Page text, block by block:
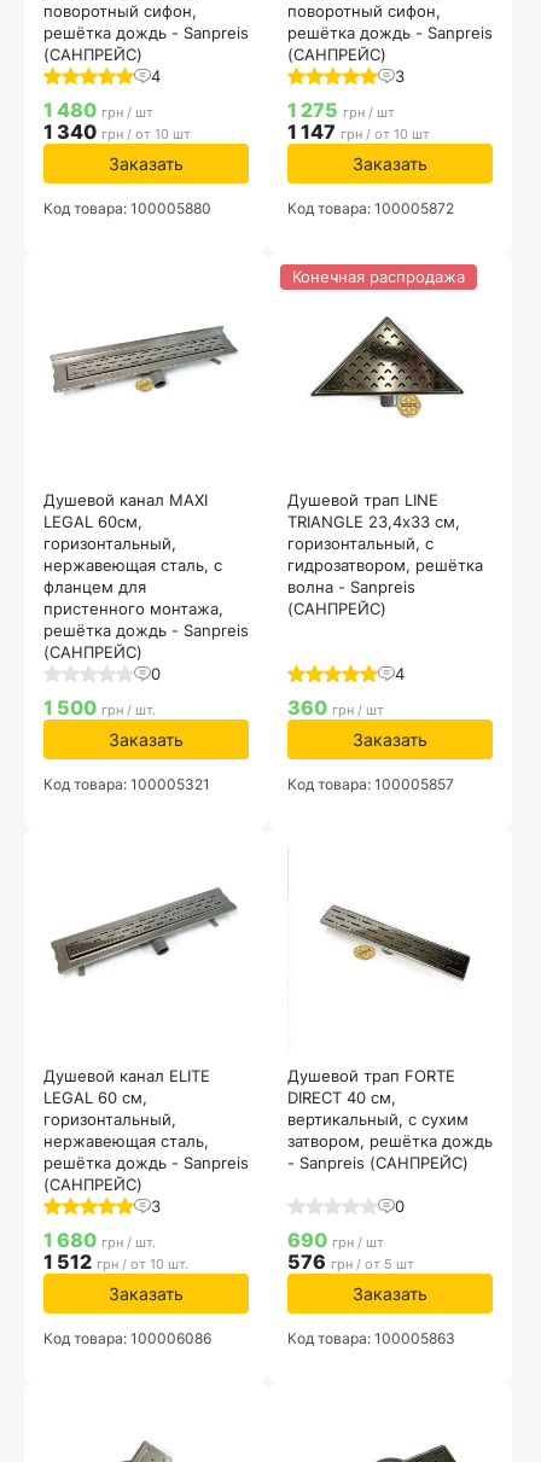
поворотный сифон,
решётка дождь - Sanpreis
(САНПРЕЙС)
4
1 480 грн / шт
1 340 грн / от 10 шт
Заказать
Код товара: 100005880
поворотный сифон,
решётка дождь - Sanpreis
(САНПРЕЙС)
3
1 275 грн / шт
1 147 грн / от 10 шт
Заказать
Код товара: 100005872
Душевой канал MAXI
LEGAL 60см,
горизонтальный,
нержавеющая сталь, с
фланцем для
пристенного монтажа,
решётка дождь - Sanpreis
(САНПРЕЙС)
0
1 500 грн / шт.
Заказать
Код товара: 100005321
Душевой трап LINE
TRIANGLE 23,4х33 см,
горизонтальный, с
гидрозатвором, решётка
волна - Sanpreis
(САНПРЕЙС)
4
Конечная распродажа
360 грн / шт
Заказать
Код товара: 100005857
Душевой канал ELITE
LEGAL 60 см,
горизонтальный,
нержавеющая сталь,
решётка дождь - Sanpreis
(САНПРЕЙС)
3
1 680 грн / шт.
1 512 грн / от 10 шт.
Заказать
Код товара: 100006086
Душевой трап FORTE
DIRECT 40 см,
вертикальный, с сухим
затвором, решётка дождь
- Sanpreis (САНПРЕЙС)
0
690 грн / шт
576 грн / от 5 шт
Заказать
Код товара: 100005863